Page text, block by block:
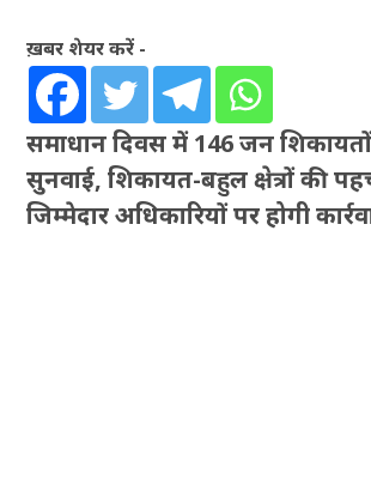
ख़बर शेयर करें -
समाधान दिवस में 146 जन
सुनवाई, शिकायत-बहुल क्षेत्रों की
जिम्मेदार अधिकारियों पर होगी